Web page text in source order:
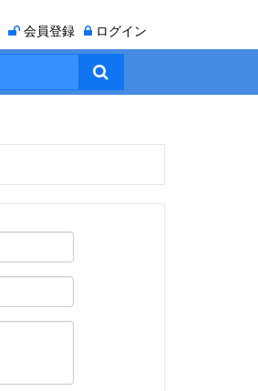
会員登録 ログイン
